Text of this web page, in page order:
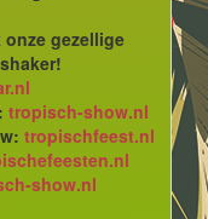
gezellige
tropisch-show.nl
tropischfeest.nl
show.nl